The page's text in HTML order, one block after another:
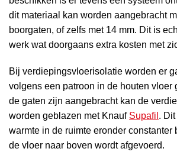
dit materiaal kan worden aangebracht
boorgaten, of zelfs met 14 mm. Dit is
werk wat doorgaans extra kosten met
Bij verdiepingsvloerisolatie worden er
volgens een patroon in de houten vloer
de gaten zijn aangebracht kan de
worden geblazen met Knauf Supafil .
warmte in de ruimte eronder constanter
de vloer naar boven wordt afgevoerd.